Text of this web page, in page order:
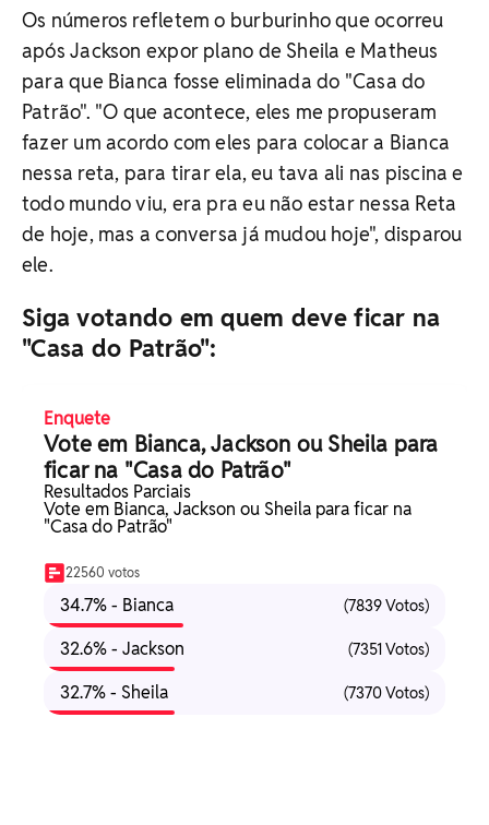
Os números refletem o burburinho que ocorreu
após Jackson expor plano de Sheila e Matheus
para que Bianca fosse eliminada do "Casa do
Patrão". "O que acontece, eles me propuseram
fazer um acordo com eles para colocar a Bianca
nessa reta, para tirar ela, eu tava ali nas piscina e
todo mundo viu, era pra eu não estar nessa Reta
de hoje, mas a conversa já mudou hoje", disparou
ele.
Siga votando em quem deve ficar na
"Casa do Patrão":
Enquete
Vote em Bianca, Jackson ou Sheila para
ficar na "Casa do Patrão"
Resultados Parciais
Vote em Bianca, Jackson ou Sheila para ficar na
"Casa do Patrão"
22560 votos
34.7% - Bianca (7839 Votos)
32.6% - Jackson (7351 Votos)
32.7% - Sheila (7370 Votos)